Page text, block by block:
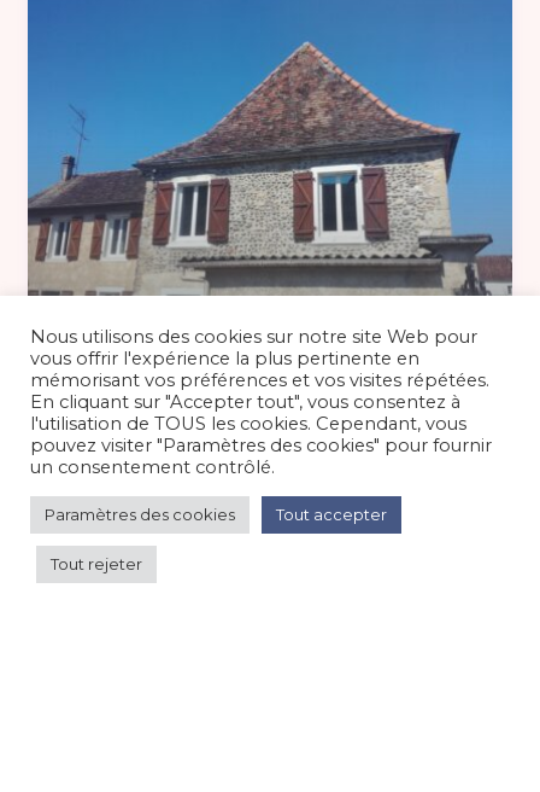
Pour 2 personnes 70 €/nuit
Studio meublé PMR 2 étoiles entre
Pau et Bayonne
Maison/villa/chalet/gîte/Campagne
Nous utilisons des cookies sur notre site Web pour
vous offrir l'expérience la plus pertinente en
mémorisant vos préférences et vos visites répétées.
En cliquant sur "Accepter tout", vous consentez à
l'utilisation de TOUS les cookies. Cependant, vous
pouvez visiter "Paramètres des cookies" pour fournir
un consentement contrôlé.
Paramètres des cookies Tout accepter
Tout rejeter